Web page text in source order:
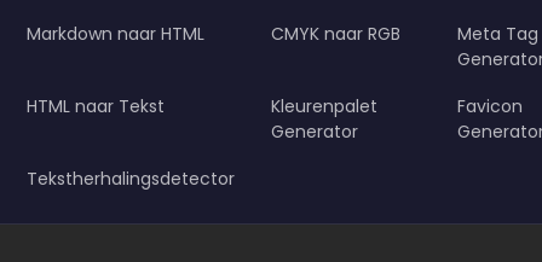
Markdown naar HTML
CMYK naar RGB
Meta Tag
HTML naar Tekst
Kleurenpalet
Generator
Favicon
Tekstherhalingsdetector